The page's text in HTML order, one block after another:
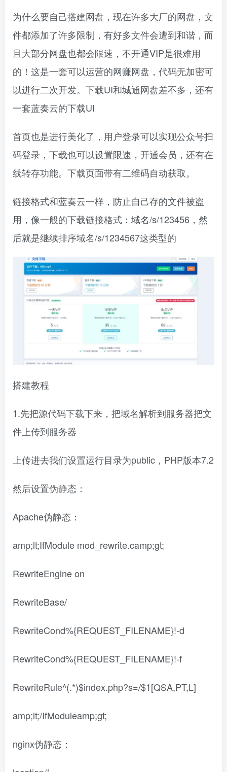
为什么要自己搭建网盘，现在许多大厂的网盘，文
件都添加了许多限制，有好多文件会遭到和谐，而
且大部分网盘也都会限速，不开通VIP是很难用
的！这是一套可以运营的网赚网盘，代码无加密可
以进行二次开发。下载UI和城通网盘差不多，还有
一套蓝奏云的下载UI
首页也是进行美化了，用户登录可以实现公众号扫
码登录，下载也可以设置限速，开通会员，还有在
线转存功能。下载页面带有二维码自动获取。
链接格式和蓝奏云一样，防止自己存的文件被盗
用，像一般的下载链接格式：域名/s/123456，然
后就是继续排序域名/s/1234567这类型的
搭建教程
1.先把源代码下载下来，把域名解析到服务器把文
件上传到服务器
上传进去我们设置运行目录为public，PHP版本7.2
然后设置伪静态：
Apache伪静态：
amp;lt;IfModule mod_rewrite.camp;gt;
RewriteEngine on
RewriteBase/
RewriteCond%{REQUEST_FILENAME}!-d
RewriteCond%{REQUEST_FILENAME}!-f
RewriteRule^(.*)$index.php?s=/$1[QSA,PT,L]
amp;lt;/IfModuleamp;gt;
nginx伪静态：